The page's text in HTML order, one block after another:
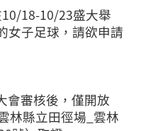
18-10/23盛大舉
女子足球，請欲申請
會審核後，僅開放
林縣立田徑場_雲林